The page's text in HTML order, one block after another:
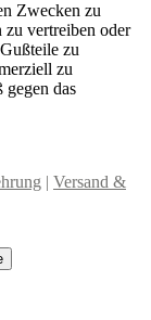
Zwecken zu
vertreiben oder
zu
zu
das
| Versand &